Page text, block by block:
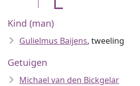
Kind (man)
Gulielmus Baijens, tweeling
Getuigen
Michael van den Bickgelar